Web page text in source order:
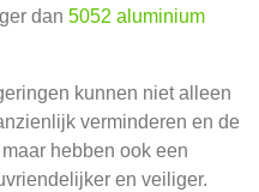
dan 5052 aluminium
kunnen niet alleen
verminderen en de
hebben ook een
en veiliger.